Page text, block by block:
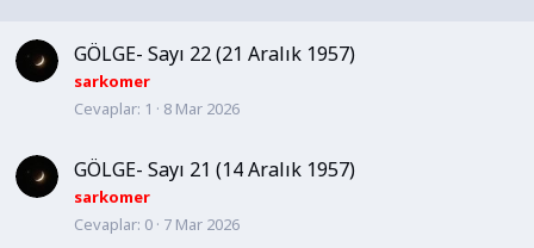
GÖLGE- Sayı 22 (21 Aralık 1957)
sarkomer
Cevaplar 1 8 Mar 2026
GÖLGE- Sayı 21 (14 Aralık 1957)
sarkomer
Cevaplar 0 7 Mar 2026